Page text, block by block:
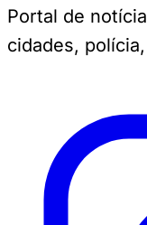
Portal de
cidades,